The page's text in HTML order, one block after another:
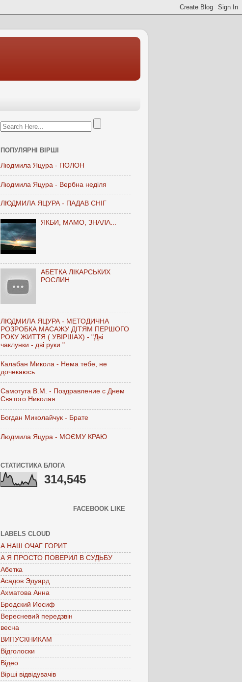
ПОПУЛЯРНІ ВІРШІ
Людмила Яцура - ПОЛОН
Людмила Яцура - Вербна неділя
ЛЮДМИЛА ЯЦУРА - ПАДАВ СНІГ
ЯКБИ, МАМО, ЗНАЛА...
АБЕТКА ЛІКАРСЬКИХ
РОСЛИН
ЛЮДМИЛА ЯЦУРА - МЕТОДИЧНА
РОЗРОБКА МАСАЖУ ДІТЯМ ПЕРШОГО
РОКУ ЖИТТЯ ( УВІРШАХ) - "Дві
чаклунки - дві руки "
Калабан Микола - Нема тебе, не
дочекаюсь
Самотуга В.М. - Поздравление с Днем
Святого Николая
Богдан Миколайчук - Брате
Людмила Яцура - МОЄМУ КРАЮ
СТАТИСТИКА БЛОГА
314,545
FACEBOOK LIKE
LABELS CLOUD
А НАШ ОЧАГ ГОРИТ
А Я ПРОСТО ПОВЕРИЛ В СУДЬБУ
Абетка
Асадов Эдуард
Ахматова Анна
Бродский Иосиф
Вересневий передзвін
весна
ВИПУСКНИКАМ
Відголоски
Відео
Вірші відвідувачів